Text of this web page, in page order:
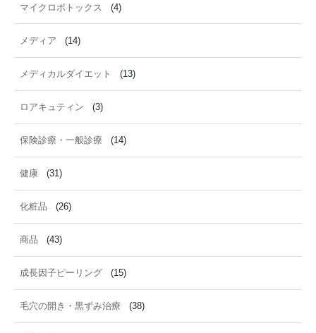
マイクロボトックス (4)
メディア (14)
メディカルダイエット (13)
ロアキュティン (3)
保険診療・一般診療 (14)
健康 (31)
化粧品 (26)
商品 (43)
成長因子ピーリング (15)
毛穴の開き・黒ずみ治療 (38)